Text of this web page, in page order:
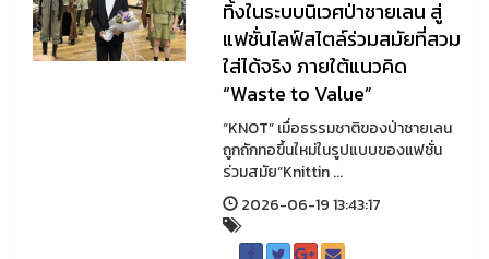
ทิ้งในระบบนิเวศป่าชายเลน สู่
แฟชั่นไลฟ์สไตล์ร่วมสมัยที่สวม
ใส่ได้จริง ภายใต้แนวคิด
“Waste to Value”
“KNOT” เมื่อธรรมชาติของป่าชายเลน
ถูกถักทอขึ้นใหม่ในรูปแบบของแฟชั่น
ร่วมสมัย“Knittin ...
2026-06-19 13:43:17